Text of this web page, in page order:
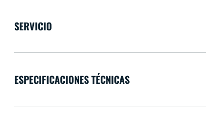
SERVICIO
ESPECIFICACIONES TÉCNICAS